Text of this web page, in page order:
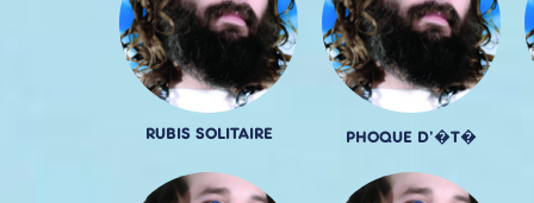
RUBIS SOLITAIRE PHOQUE D'�T�